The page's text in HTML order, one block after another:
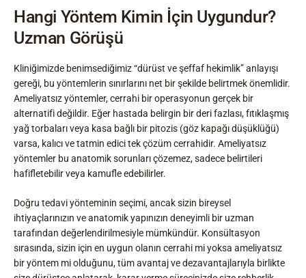
Hangi Yöntem Kimin İçin Uygundur?
Uzman Görüşü
Kliniğimizde benimsediğimiz “dürüst ve şeffaf hekimlik” anlayışı
gereği, bu yöntemlerin sınırlarını net bir şekilde belirtmek önemlidir.
Ameliyatsız yöntemler, cerrahi bir operasyonun gerçek bir
alternatifi değildir. Eğer hastada belirgin bir deri fazlası, fıtıklaşmış
yağ torbaları veya kasa bağlı bir pitozis (göz kapağı düşüklüğü)
varsa, kalıcı ve tatmin edici tek çözüm cerrahidir. Ameliyatsız
yöntemler bu anatomik sorunları çözemez, sadece belirtileri
hafifletebilir veya kamufle edebilirler.
Doğru tedavi yönteminin seçimi, ancak sizin bireysel
ihtiyaçlarınızın ve anatomik yapınızın deneyimli bir uzman
tarafından değerlendirilmesiyle mümkündür. Konsültasyon
sırasında, sizin için en uygun olanın cerrahi mi yoksa ameliyatsız
bir yöntem mi olduğunu, tüm avantaj ve dezavantajlarıyla birlikte